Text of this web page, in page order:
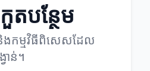
តបន្ថែម
ងកម្មវិធីពិសេសដែល
ាន់។